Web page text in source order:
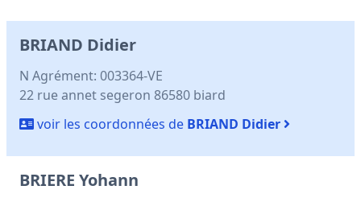
BRIAND Didier
N Agrément: 003364-VE
22 rue annet segeron 86580 biard
voir les coordonnées de BRIAND Didier
BRIERE Yohann